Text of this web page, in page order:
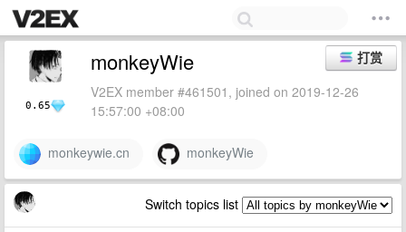
0.65
打赏
monkeyWie
V2EX member #461501, joined on 2019-12-26
15:57:00 +08:00
monkeywie.cn monkeyWie
Switch topics list